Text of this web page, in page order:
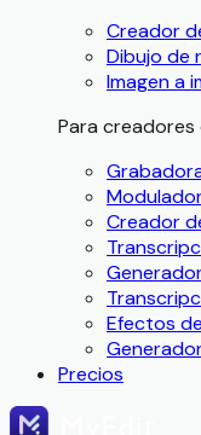
Creador
Dibujo de
Imagen a
Para creadores
Creador
Efectos
Precios